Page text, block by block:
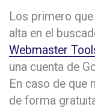
Los primero
alta en el
Webmaster
una cuenta de
En caso de que
de forma